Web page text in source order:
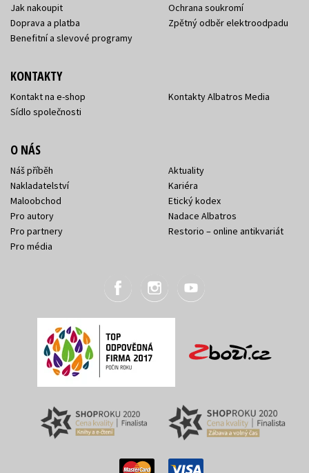
Jak nakoupit
Doprava a platba
Benefitní a slevové programy
Ochrana soukromí
Zpětný odběr elektroodpadu
KONTAKTY
Kontakt na e-shop
Sídlo společnosti
Kontakty Albatros Media
O NÁS
Náš příběh
Nakladatelství
Maloobchod
Pro autory
Pro partnery
Pro média
Aktuality
Kariéra
Etický kodex
Nadace Albatros
Restorio – online antikvariát